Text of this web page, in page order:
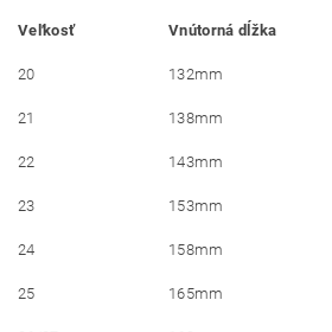
Veľkosť Vnútorná dĺžka
20 132mm
21 138mm
22 143mm
23 153mm
24 158mm
25 165mm